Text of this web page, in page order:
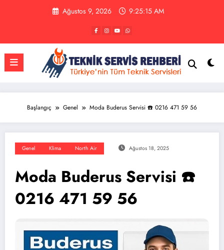
Ağustos 9, 2026 9:25:15 AM
Başlangıç Genel Moda Buderus Servisi ☎️ 0216 471 59 56
Genel Klima North Air Ağustos 18, 2025
Moda Buderus Servisi ☎️
0216 471 59 56